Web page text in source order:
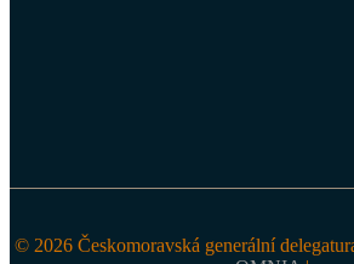
© 2026 Českomoravská generální